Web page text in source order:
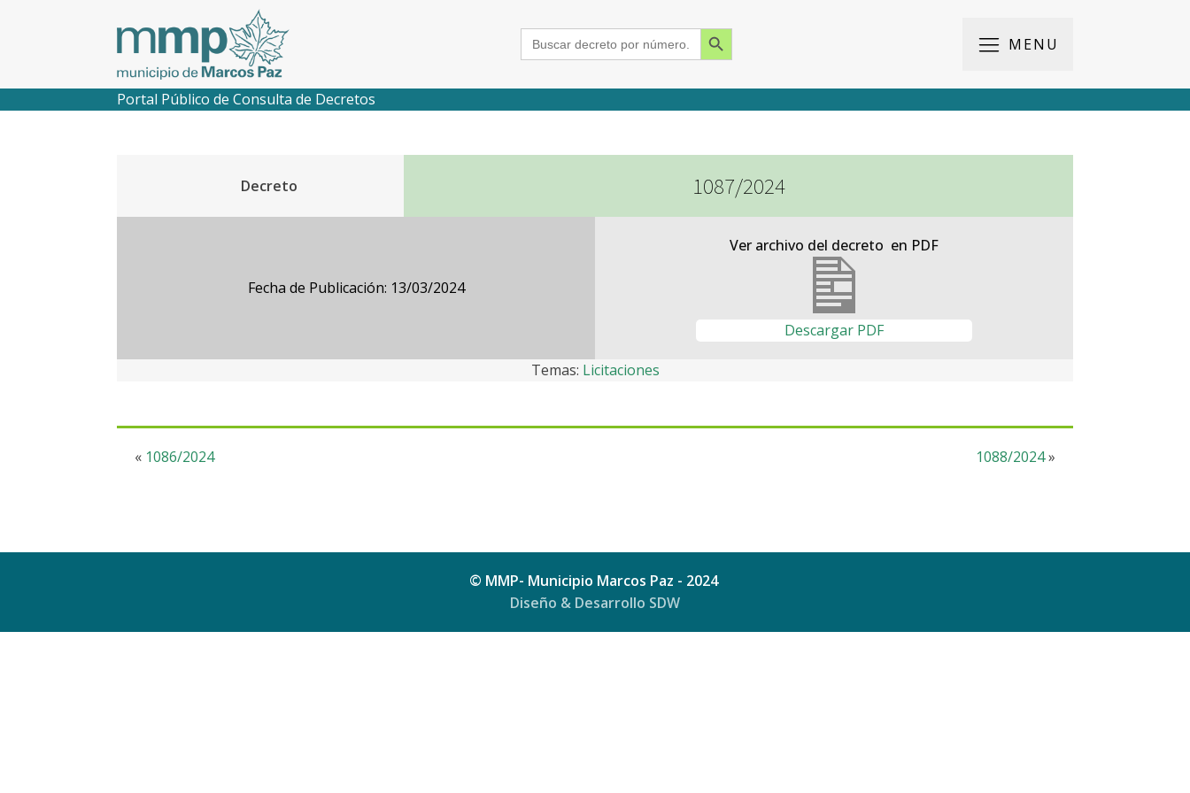
Search
for:
Search Button
MENU
2018
2017
2016
2015
Portal Público de Consulta de Decretos
Decreto 1087/2024
Fecha de Publicación: 13/03/2024
Ver archivo del decreto en PDF
Descargar PDF
Temas: Licitaciones
« 1086/2024 1088/2024»
© MMP- Municipio Marcos Paz - 2024
Diseño & Desarrollo SDW